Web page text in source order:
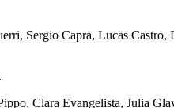
Sergio Capra, Lucas
Clara Evangelista, Julia